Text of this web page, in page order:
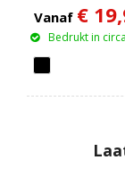
Vanaf €
Bedrukt in